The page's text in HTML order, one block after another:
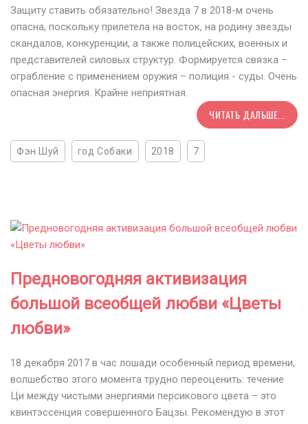
Защиту ставить обязательно! Звезда 7 в 2018-м очень
опасна, поскольку прилетела на восток, на родину звезды
скандалов, конкуренции, а также полицейских, военных и
представителей силовых структур. Формируется связка –
ограбление с применением оружия – полиция - суды. Очень
опасная энергия. Крайне неприятная.
ЧИТАТЬ ДАЛЬШЕ...
Фэн Шуй год Собаки 2018 7
Предновогодняя активизация
большой всеобщей любви «Цветы
любви»
18 декабря 2017 в час лошади особенный период времени,
волшебство этого момента трудно переоценить: течение
Ци между чистыми энергиями персикового цвета – это
квинтэссенция совершенного Бацзы. Рекомендую в этот